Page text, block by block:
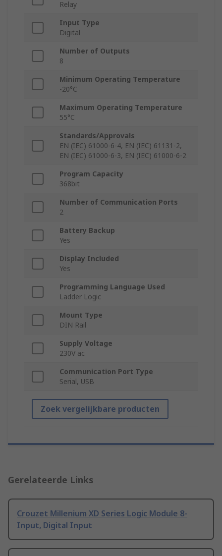
Relay
Input Type
Digital
Number of Outputs
8
Minimum Operating Temperature
-20°C
Maximum Operating Temperature
55°C
Standards/Approvals
EN (IEC) 61000-6-4, EN (IEC) 61131-2,
EN (IEC) 61000-6-3, EN (IEC) 61000-6-2
Program Capacity
368bit
Number of Communication Ports
2
Battery Backup
Yes
Display Included
Yes
Programming Language Used
Ladder Logic
Mount Type
DIN Rail
Supply Voltage
230V ac
Communication Port Type
Serial, USB
Zoek vergelijkbare producten
Gerelateerde Links
Crouzet Millenium XD Series Logic Module 8-
Input, Digital Input